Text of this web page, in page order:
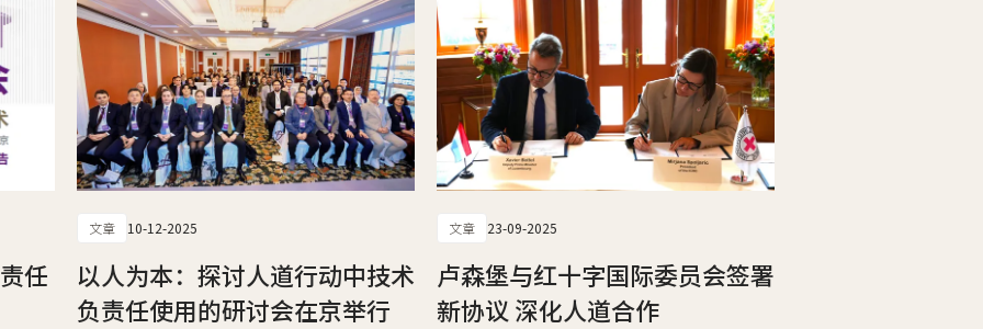
任
文章 10-12-2025
以人为本：探讨人道行动中技术
负责任使用的研讨会在京举行
文章 23-09-2025
卢森堡与红十字国际委员会签署
新协议 深化人道合作